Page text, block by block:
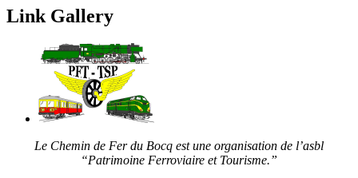
Link Gallery
Le Chemin de Fer du Bocq est une organisation de l’asbl
“Patrimoine Ferroviaire et Tourisme.”